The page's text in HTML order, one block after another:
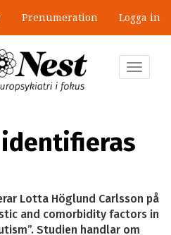
Prenumeration Logga in
Toggle
Lotta Höglund Carlsson på
and comorbidity factors in
Studien handlar om
bra – just därför togs